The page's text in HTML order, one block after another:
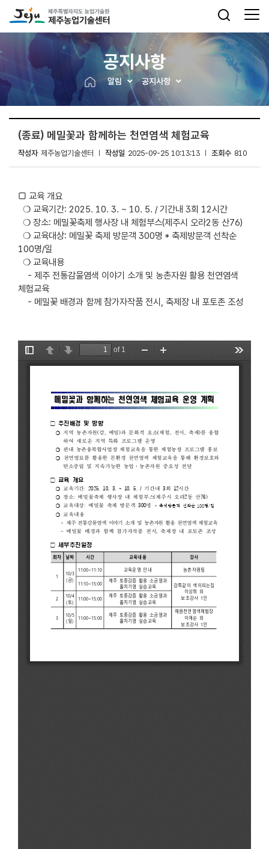
공지사항
알림 공지사항
(종료) 메밀꽃과 함께하는 천연염색 체험교육
작성자 제주농업기술센터 작성일 2025-09-25 10:13:13 조회수 810
▢ 교육 개요
❍ 교육기간: 2025. 10. 3. ~ 10. 5. / 기간내 3회 12시간
❍ 장소: 메밀꽃축제 행사장 내 체험부스(제주시 오라2동 산76)
❍ 교육대상: 메밀꽃 축제 방문객 300명 * 축제방문객 선착순
100명/일
❍ 교육내용
- 제주 전통감물염색 이야기 소개 및 농촌자원 활용 천연염색
체험교육
- 메밀꽃 배경과 함께 참가자작품 전시, 축제장 내 포토존 조성